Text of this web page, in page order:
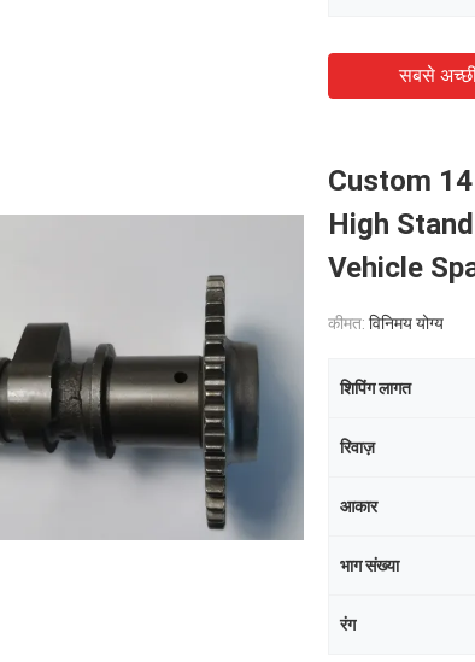
सबसे
Custom
High
Vehicle
कीमत: विनिमय योग्य
शिपिंग लागत
रिवाज़
आकार
भाग संख्या
रंग